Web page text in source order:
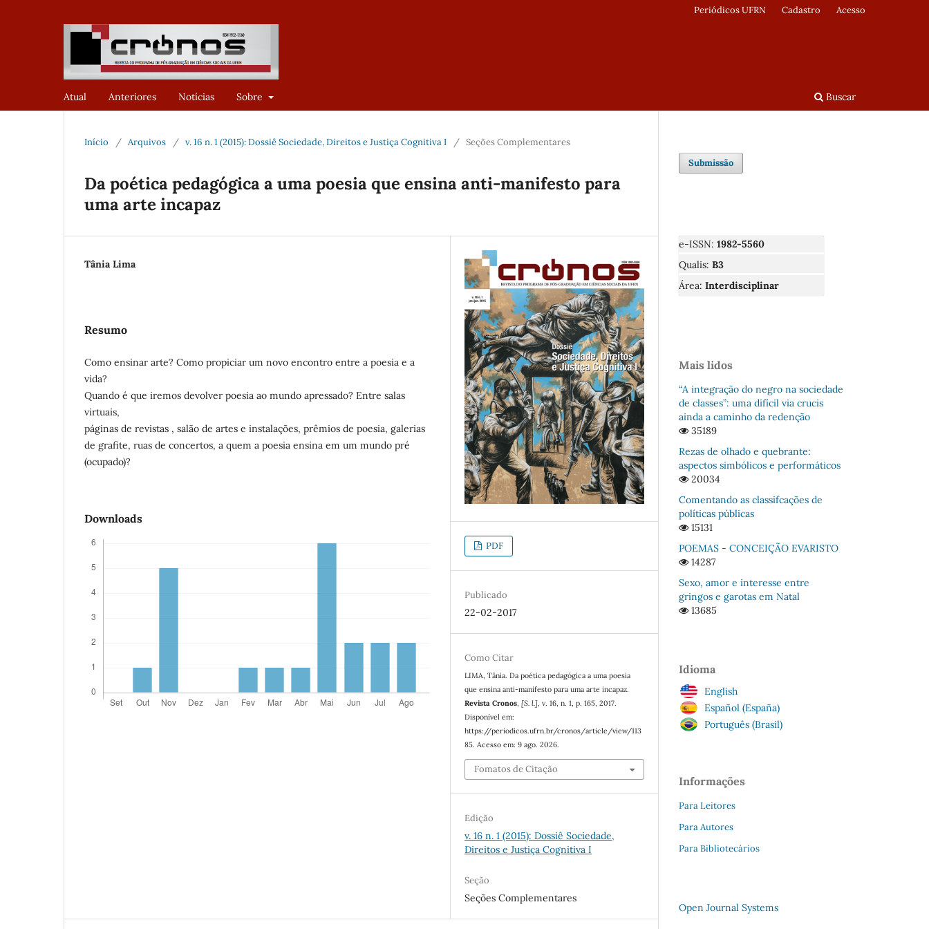
Atual Anteriores Notícias Sobre Buscar
Periódicos UFRN Cadastro Acesso
Início / Arquivos / v. 16 n. 1 (2015): Dossiê Sociedade, Direitos e Justiça Cognitiva I / Seções Complementares
Da poética pedagógica a uma poesia que ensina anti-manifesto para
uma arte incapaz
Tânia Lima
Resumo
Como ensinar arte? Como propiciar um novo encontro entre a poesia e a
vida?
Quando é que iremos devolver poesia ao mundo apressado? Entre salas
virtuais,
páginas de revistas , salão de artes e instalações, prêmios de poesia, galerias
de grafite, ruas de concertos, a quem a poesia ensina em um mundo pré
(ocupado)?
Downloads
PDF
Publicado
22-02-2017
Como Citar
LIMA, Tânia. Da poética pedagógica a uma poesia
que ensina anti-manifesto para uma arte incapaz.
Revista Cronos,[S. l.], v. 16, n. 1, p. 165, 2017.
Disponível em:
https://periodicos.ufrn.br/cronos/article/view/113
85. Acesso em: 9 ago. 2026.
Fomatos de Citação
Edição
v. 16 n. 1 (2015): Dossiê Sociedade,
Direitos e Justiça Cognitiva I
Seção
Seções Complementares
Submissão
e-ISSN: 1982-5560
Qualis: B3
Área: Interdisciplinar
Mais lidos
“A integração do negro na sociedade
de classes”: uma difícil via crucis
ainda a caminho da redenção
35189
Rezas de olhado e quebrante:
aspectos simbólicos e performáticos
20034
Comentando as classifcações de
políticas públicas
15131
POEMAS - CONCEIÇÃO EVARISTO
14287
Sexo, amor e interesse entre
gringos e garotas em Natal
13685
Idioma
English
Español (España)
Português (Brasil)
Informações
Para Leitores
Para Autores
Para Bibliotecários
Open Journal Systems